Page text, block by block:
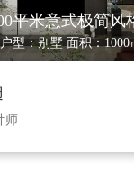
平米意式极简风
户型：别墅 面积：1000
师